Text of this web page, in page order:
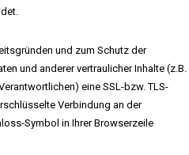
und zum Schutz der
und anderer vertraulicher Inhalte (z.B.
eine SSL-bzw. TLS-
Verbindung an der
Symbol in Ihrer Browserzeile